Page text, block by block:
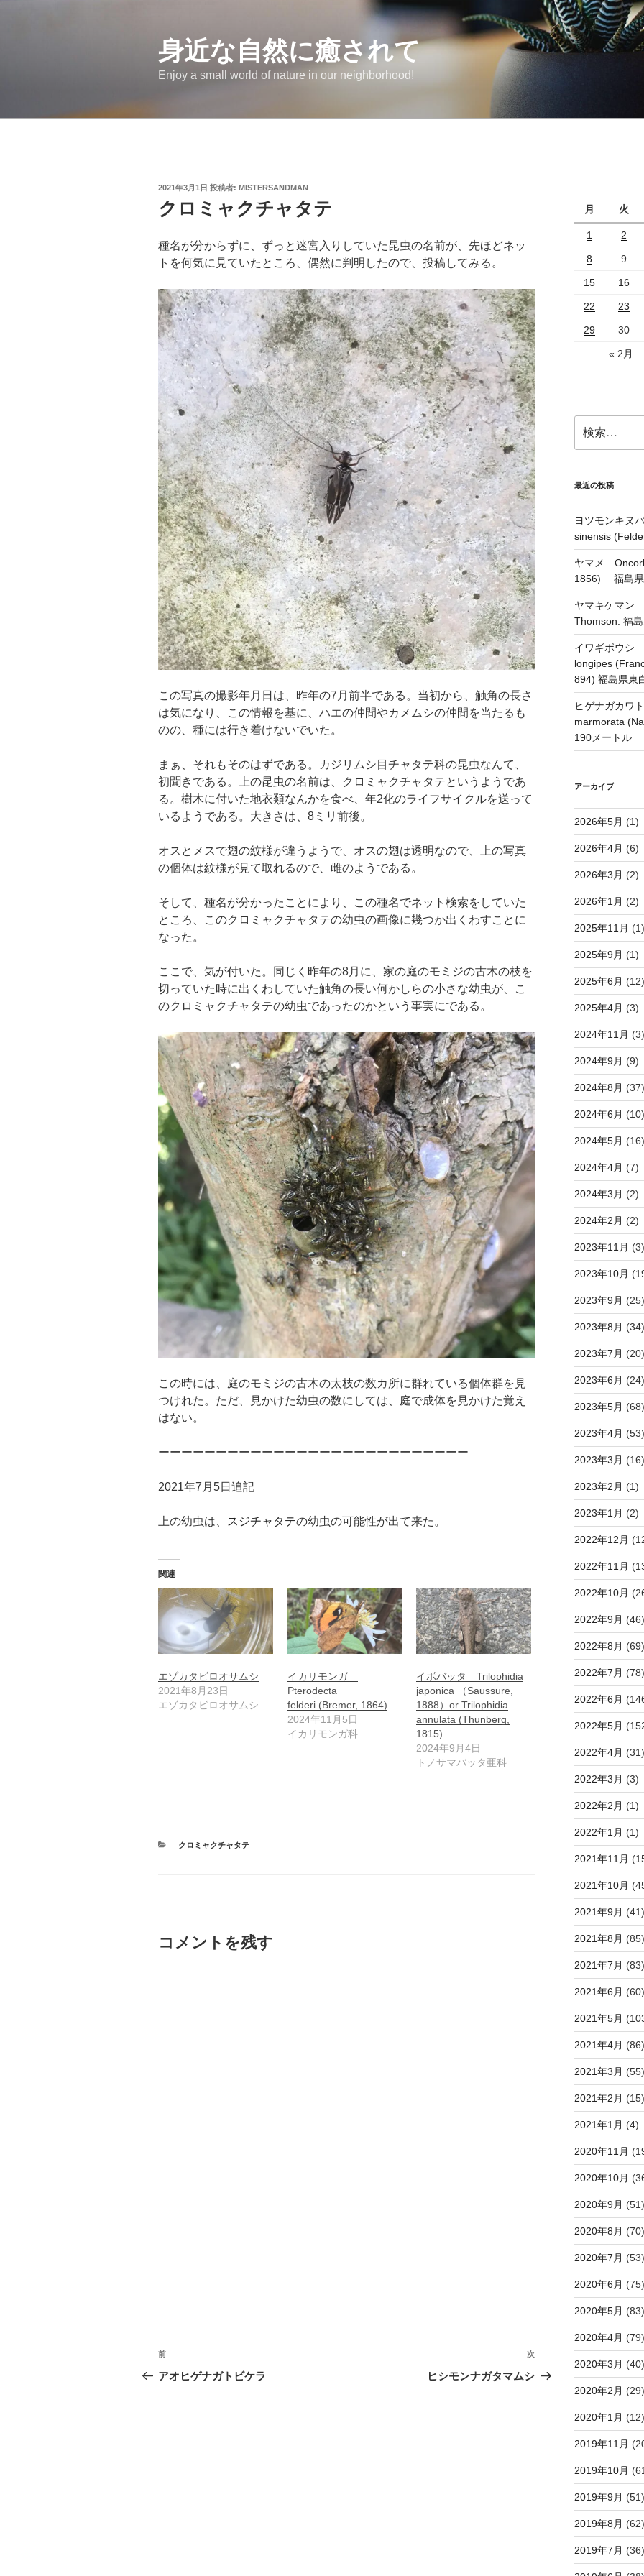
身近な自然に癒されて
Enjoy a small world of nature in our neighborhood!
投
日:
2021年3月1日 投稿者: MISTERSANDMAN
クロミャクチャタテ
種名が分からずに、ずっと迷宮入りしていた昆虫の名前が、先ほどネッ
トを何気に見ていたところ、偶然に判明したので、投稿してみる。
この写真の撮影年月日は、昨年の7月前半である。当初から、触角の長さ
は気になり、この情報を基に、ハエの仲間やカメムシの仲間を当たるも
のの、種には行き着けないでいた。
まぁ、それもそのはずである。カジリムシ目チャタテ科の昆虫なんて、
初聞きである。上の昆虫の名前は、クロミャクチャタテというようであ
る。樹木に付いた地衣類なんかを食べ、年2化のライフサイクルを送って
いるようである。大きさは、8ミリ前後。
オスとメスで翅の紋様が違うようで、オスの翅は透明なので、上の写真
の個体は紋様が見て取れるので、雌のようである。
そして、種名が分かったことにより、この種名でネット検索をしていた
ところ、このクロミャクチャタテの幼虫の画像に幾つか出くわすことに
なった。
ここで、気が付いた。同じく昨年の8月に、家の庭のモミジの古木の枝を
切っていた時に出くわしていた触角の長い何かしらの小さな幼虫が、こ
のクロミャクチャタテの幼虫であったのかという事実にである。
この時には、庭のモミジの古木の太枝の数カ所に群れている個体群を見
つけれた。ただ、見かけた幼虫の数にしては、庭で成体を見かけた覚え
はない。
ーーーーーーーーーーーーーーーーーーーーーーーーーーー
2021年7月5日追記
上の幼虫は、 スジチャタテの幼虫の可能性が出て来た。
関連
エゾカタビロオサムシ
2021年8月23日
エゾカタビロオサムシ
イカリモンガ
Pterodecta
felderi (Bremer, 1864)
2024年11月5日
イカリモンガ科
イボバッタ Trilophidia
japonica （Saussure,
1888）or Trilophidia
annulata (Thunberg,
1815)
2024年9月4日
トノサマバッタ亜科
カ
クロミャクチャタテ
コメントを残す
投
稿
前
の
前
アオヒゲナガトビケラ
次
の
次
ヒシモンナガタマムシ
月
火
1 2
8 9
15 16
22 23
29 30
« 2月
索:
最近の投稿
ヨツモンキ
sinensis
ヤマメ
1856) 福島
ヤマキケマン
Thomson. 福
イワギボウシ
longipes
894) 福島県東
ヒゲナガカワ
marmorata
190メートル
アーカイブ
2026年5月 (1)
2026年4月 (6)
2026年3月 (2)
2026年1月 (2)
2025年11月 (1)
2025年9月 (1)
2025年6月 (12)
2025年4月 (3)
2024年11月 (3)
2024年9月 (9)
2024年8月 (37)
2024年6月 (10)
2024年5月 (16)
2024年4月 (7)
2024年3月 (2)
2024年2月 (2)
2023年11月 (3)
2023年10月
2023年9月 (25)
2023年8月 (34)
2023年7月 (20)
2023年6月 (24)
2023年5月 (68)
2023年4月 (53)
2023年3月 (16)
2023年2月 (1)
2023年1月 (2)
2022年12月
2022年11月
2022年10月
2022年9月 (46)
2022年8月 (69)
2022年7月 (78)
2022年6月
2022年5月
2022年4月 (31)
2022年3月 (3)
2022年2月 (1)
2022年1月 (1)
2021年11月
2021年10月
2021年9月 (41)
2021年8月 (85)
2021年7月 (83)
2021年6月 (60)
2021年5月
2021年4月 (86)
2021年3月 (55)
2021年2月 (15)
2021年1月 (4)
2020年11月
2020年10月
2020年9月 (51)
2020年8月 (70)
2020年7月 (53)
2020年6月 (75)
2020年5月 (83)
2020年4月 (79)
2020年3月 (40)
2020年2月 (29)
2020年1月 (12)
2019年11月
2019年10月
2019年9月 (51)
2019年8月 (62)
2019年7月 (36)